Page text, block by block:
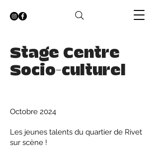
Stage Centre
Socio-culturel
Octobre 2024
Les jeunes talents du quartier de Rivet
sur scène !